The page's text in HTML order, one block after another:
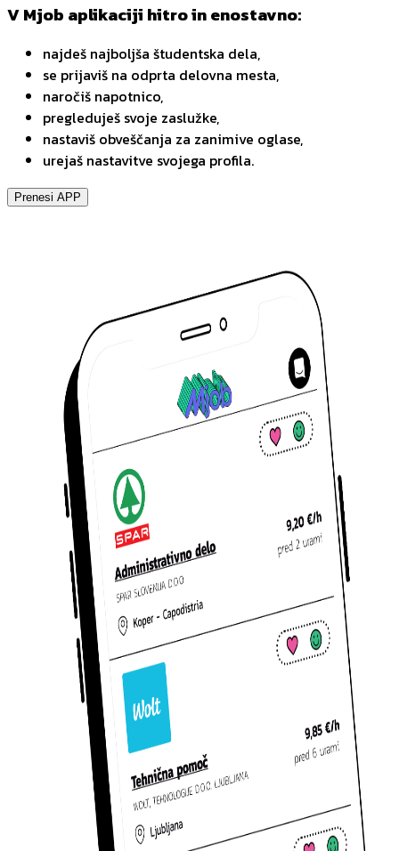
V Mjob aplikaciji hitro in enostavno:
najdeš najboljša študentska dela,
se prijaviš na odprta delovna mesta,
naročiš napotnico,
pregleduješ svoje zaslužke,
nastaviš obveščanja za zanimive oglase,
urejaš nastavitve svojega profila.
Prenesi APP